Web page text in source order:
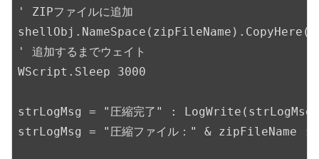
' ZIPファイルに追加
' 追加するまでウェイト
WScript.Sleep 3000
strLogMsg = "圧縮完了" : LogWrite(strLogMsg)
strLogMsg = "圧縮ファイル：" & zipFileName